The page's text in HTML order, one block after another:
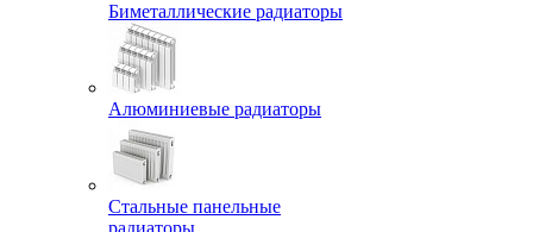
Биметаллические радиаторы
Алюминиевые радиаторы
Стальные панельные
радиаторы